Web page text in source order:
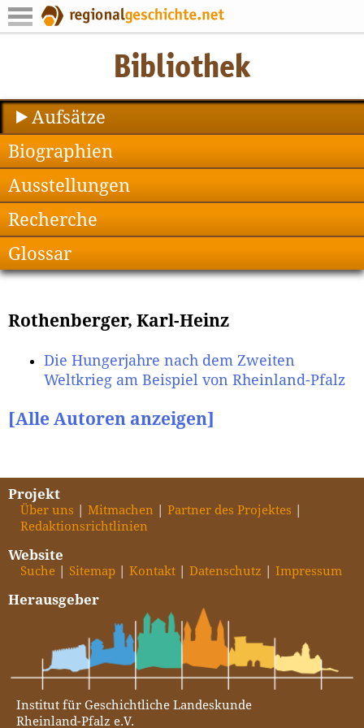
Aufsätze
Biographien
Ausstellungen
Recherche
Glossar
Rothenberger, Karl-Heinz
Die Hungerjahre nach dem Zweiten
Weltkrieg am Beispiel von Rheinland-Pfalz
[Alle Autoren anzeigen]
Projekt
Über uns Mitmachen
Partner des Projektes
Redaktionsrichtlinien
Website
Suche Sitemap Kontakt Datenschutz Impressum
Herausgeber
Institut für Geschichtliche Landeskunde
Rheinland-Pfalz e.V.